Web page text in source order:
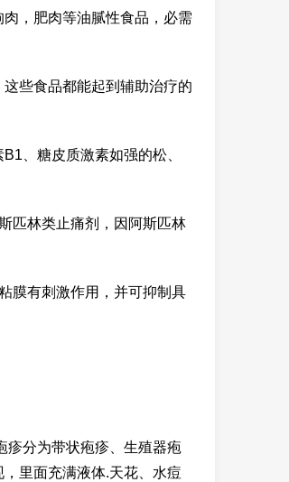
，肥肉等油腻性食品，必需
些食品都能起到辅助治疗的
、糖皮质激素如强的松、
林类止痛剂，因阿斯匹林
有刺激作用，并可抑制具
疹分为带状疱疹、生殖器疱
里面充满液体.天花、水痘